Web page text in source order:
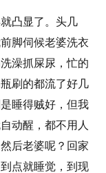
凸显了。头几
脚伺候老婆洗衣
澡抓屎尿，忙的
刷的都流了好几
睡得贼好，但我
动醒，都不用人
后老婆呢？回家
点就睡觉，到现